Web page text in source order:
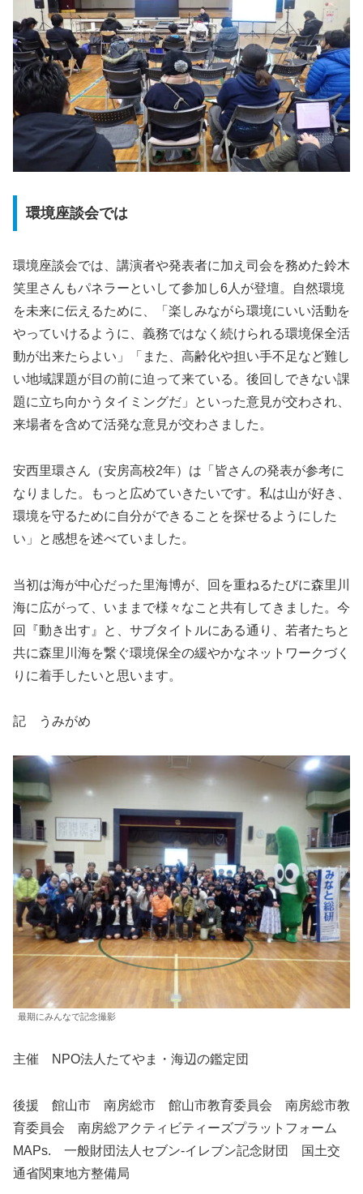
環境座談会では
環境座談会では、講演者や発表者に加え司会を務めた鈴木
笑里さんもパネラーといして参加し6人が登壇。自然環境
を未来に伝えるために、「楽しみながら環境にいい活動を
やっていけるように、義務ではなく続けられる環境保全活
動が出来たらよい」「また、高齢化や担い手不足など難し
い地域課題が目の前に迫って来ている。後回しできない課
題に立ち向かうタイミングだ」といった意見が交わされ、
来場者を含めて活発な意見が交わさました。
安西里環さん（安房高校2年）は「皆さんの発表が参考に
なりました。もっと広めていきたいです。私は山が好き、
環境を守るために自分ができることを探せるようにした
い」と感想を述べていました。
当初は海が中心だった里海博が、回を重ねるたびに森里川
海に広がって、いままで様々なこと共有してきました。今
回『動き出す』と、サブタイトルにある通り、若者たちと
共に森里川海を繋ぐ環境保全の緩やかなネットワークづく
りに着手したいと思います。
記 うみがめ
最期にみんなで記念撮影
主催 NPO法人たてやま・海辺の鑑定団
後援 館山市 南房総市 館山市教育委員会 南房総市教
育委員会 南房総アクティビティーズプラットフォーム
MAPs. 一般財団法人セブン-イレブン記念財団 国土交
通省関東地方整備局